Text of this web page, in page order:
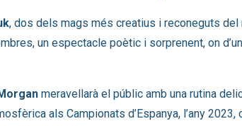
, dos dels mags més creatius i reconeguts del
un espectacle poètic i sorprenent, on
meravellarà el públic amb una rutina
als Campionats d’Espanya, l’any